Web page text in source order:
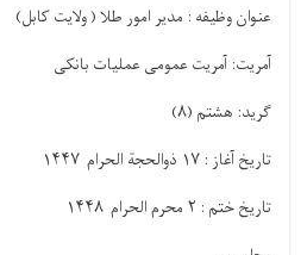
عنوان وظیفه : مدیر امور طلا ( ولایت کابل)
آمریت: آمریت عمومی عملیات بانکی
گرید: هشتم )۸(
تاریخ آغاز : ۱۷ ذوالحجة الحرام
تاریخ ختم : ۲ محرم الحرام ۱۴۴۸